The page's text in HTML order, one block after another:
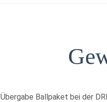
Übergabe Ballpaket bei der